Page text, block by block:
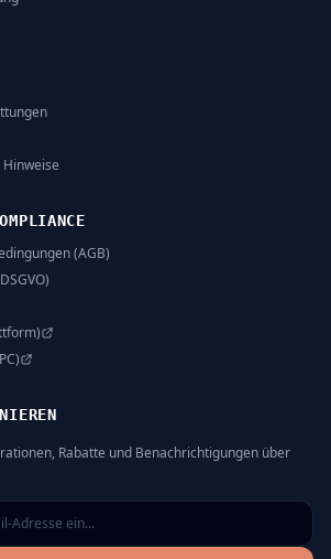
(AGB)
Rabatte und Benachrichtigungen über